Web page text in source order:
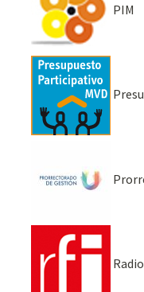
PIM